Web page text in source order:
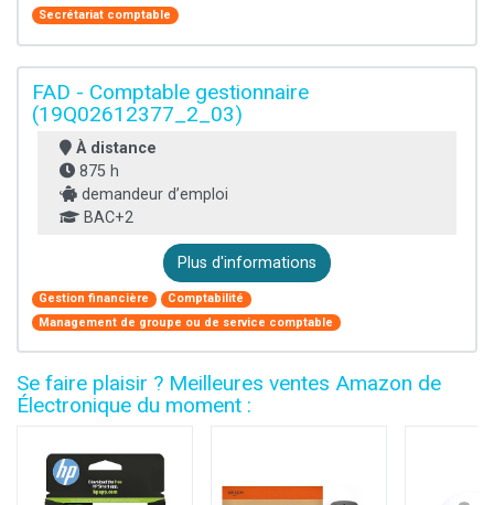
Secrétariat comptable
FAD - Comptable gestionnaire
(19Q02612377_2_03)
À distance
875 h
demandeur d’emploi
BAC+2
Plus d'informations
Gestion financière
Comptabilité
Management de groupe ou de service comptable
Se faire plaisir ? Meilleures ventes Amazon de
Électronique du moment :